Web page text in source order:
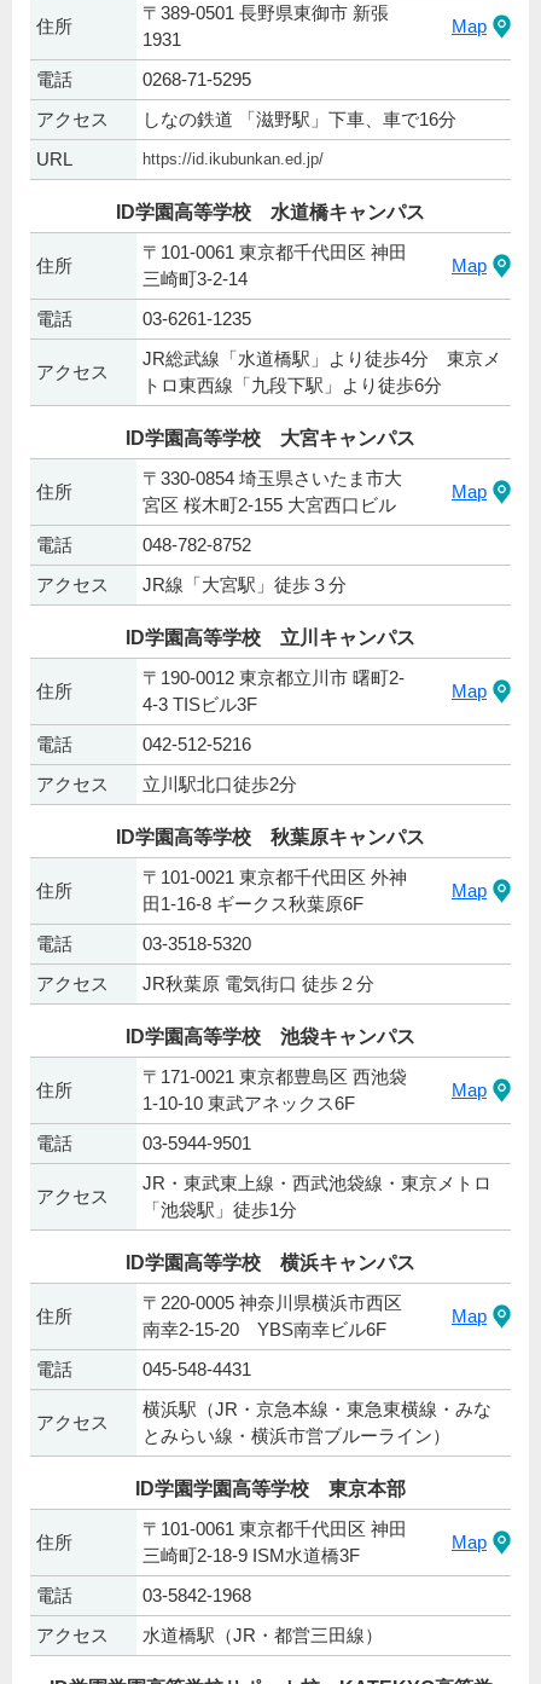
住所
〒389-0501 長野県東御市 新張
1931
Map
電話
0268-71-5295
アクセス
しなの鉄道 「滋野駅」下車、車で16分
URL
https://id.ikubunkan.ed.jp/
ID学園高等学校 水道橋キャンパス
住所
〒101-0061 東京都千代田区 神田
三崎町3-2-14
Map
電話 03-6261-1235
アクセス
JR総武線「水道橋駅」より徒歩4分 東京メ
トロ東西線「九段下駅」より徒歩6分
ID学園高等学校 大宮キャンパス
住所
〒330-0854 埼玉県さいたま市大
宮区 桜木町2-155 大宮西口ビル
Map
電話
048-782-8752
アクセス
JR線「大宮駅」徒歩３分
ID学園高等学校 立川キャンパス
住所
〒190-0012 東京都立川市 曙町2-
4-3 TISビル3F
Map
電話
042-512-5216
アクセス
立川駅北口徒歩2分
ID学園高等学校 秋葉原キャンパス
住所
〒101-0021 東京都千代田区 外神
田1-16-8 ギークス秋葉原6F
Map
電話
03-3518-5320
アクセス
JR秋葉原 電気街口 徒歩２分
ID学園高等学校 池袋キャンパス
住所
〒171-0021 東京都豊島区 西池袋
1-10-10 東武アネックス6F
Map
電話 03-5944-9501
アクセス
JR・東武東上線・西武池袋線・東京メトロ
「池袋駅」徒歩1分
ID学園高等学校 横浜キャンパス
住所
〒220-0005 神奈川県横浜市西区
南幸2-15-20 YBS南幸ビル6F
Map
電話 045-548-4431
アクセス
横浜駅（JR・京急本線・東急東横線・みな
とみらい線・横浜市営ブルーライン）
ID学園学園高等学校 東京本部
住所
〒101-0061 東京都千代田区 神田
三崎町2-18-9 ISM水道橋3F
Map
電話
03-5842-1968
アクセス
水道橋駅（JR・都営三田線）